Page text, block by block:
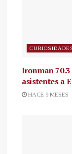
Ironman 70.3
asistentes a
HACE 9 MESES